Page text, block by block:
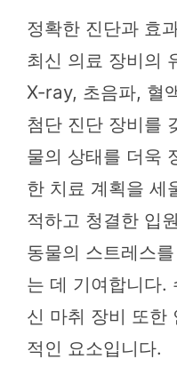
정확한 진단과 효
최신 의료 장비의
X-ray, 초음파, 혈
첨단 진단 장비를
물의 상태를 더욱
한 치료 계획을 세
적하고 청결한 입
동물의 스트레스
는 데 기여합니다.
신 마취 장비 또한
적인 요소입니다.